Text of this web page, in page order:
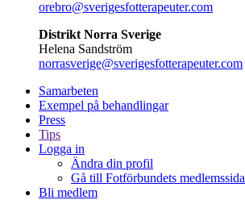
orebro@sverigesfotterapeuter.com
Distrikt Norra Sverige
Helena Sandström
norrasverige@sverigesfotterapeuter.com
Samarbeten
Exempel på behandlingar
Press
Tips
Logga in
Ändra din profil
Gå till Fotförbundets medlemssida
Bli medlem